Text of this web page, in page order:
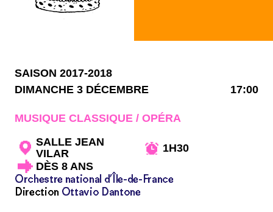
SAISON 2017-2018
DIMANCHE 3 DÉCEMBRE
17:00
MUSIQUE CLASSIQUE / OPÉRA
SALLE JEAN
VILAR
1H30
DÈS 8 ANS
Orchestre national d’Île-de-France
Direction Ottavio Dantone